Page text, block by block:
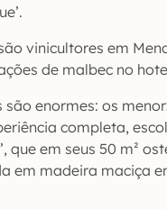
vinicultores em
de malbec no
enormes: os
completa,
que em seus 50 m²
em madeira maciça